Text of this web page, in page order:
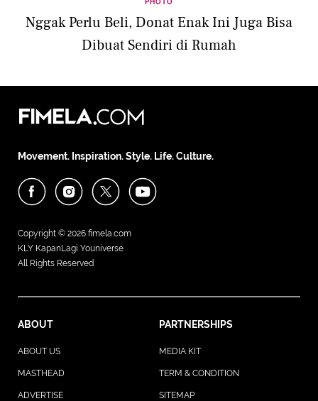
PHOTO
Nggak Perlu Beli, Donat Enak Ini Juga Bisa
Dibuat Sendiri di Rumah
Movement. Inspiration. Style. Life. Culture.
Copyright © 2026 fimela.com
KLY KapanLagi Youniverse
All Rights Reserved
ABOUT PARTNERSHIPS
ABOUT US MEDIA KIT
MASTHEAD TERM & CONDITION
ADVERTISE
SITEMAP